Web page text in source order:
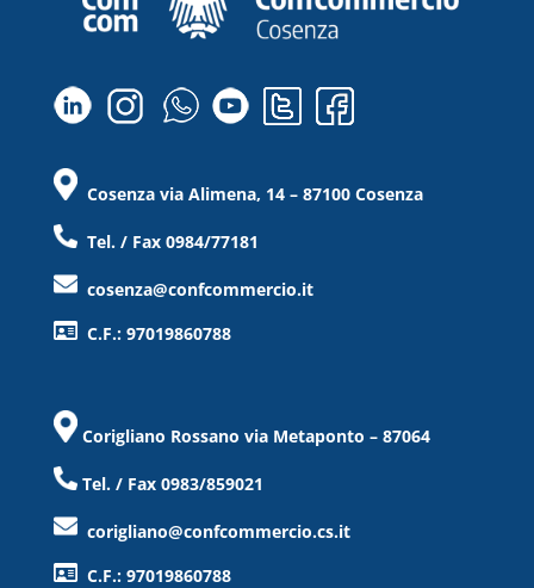
Cosenza via Alimena, 14 – 87100 Cosenza
Tel. / Fax 0984/77181
cosenza@confcommercio.it
C.F.: 97019860788
Corigliano Rossano via Metaponto – 87064
Tel. / Fax 0983/859021
corigliano@confcommercio.cs.it
C.F.: 97019860788